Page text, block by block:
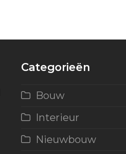
Categorieën
Bouw
Interieur
Nieuwbouw